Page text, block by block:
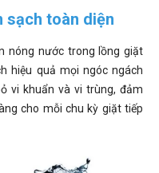
sạch toàn diện
nóng nước trong lồng giặt
hiệu quả mọi ngóc ngách
vi khuẩn và vi trùng, đảm
cho mỗi chu kỳ giặt tiếp